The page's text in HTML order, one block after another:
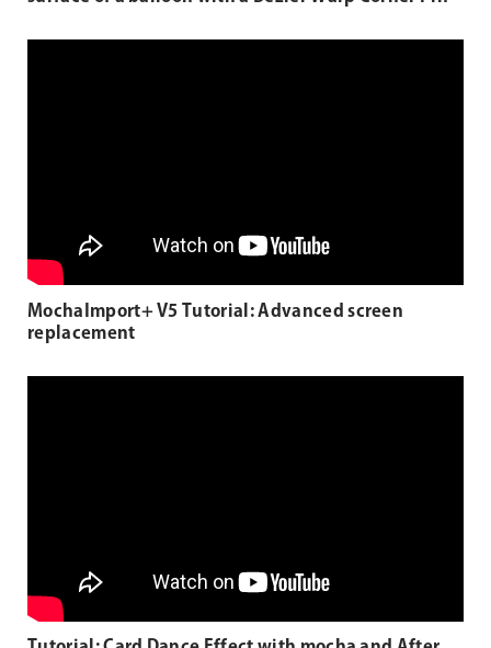
MochaImport+ V5 Tutorial: Advanced screen
replacement